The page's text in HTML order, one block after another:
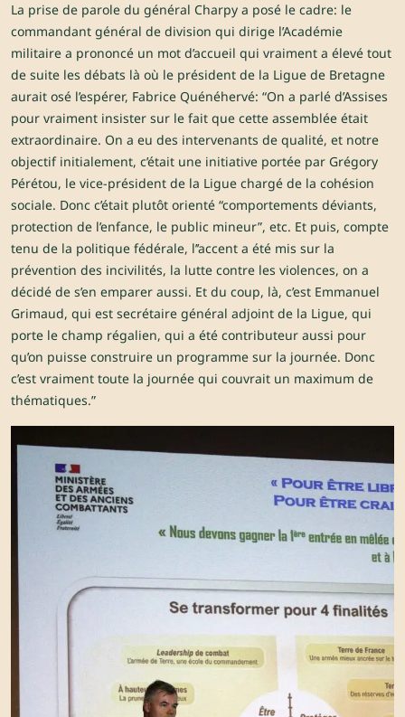
La prise de parole du général Charpy a posé le cadre: le
commandant général de division qui dirige l’Académie
militaire a prononcé un mot d’accueil qui vraiment a élevé tout
de suite les débats là où le président de la Ligue de Bretagne
aurait osé l’espérer, Fabrice Quénéhervé: “On a parlé d’Assises
pour vraiment insister sur le fait que cette assemblée était
extraordinaire. On a eu des intervenants de qualité, et notre
objectif initialement, c’était une initiative portée par Grégory
Pérétou, le vice-président de la Ligue chargé de la cohésion
sociale. Donc c’était plutôt orienté “comportements déviants,
protection de l’enfance, le public mineur”, etc. Et puis, compte
tenu de la politique fédérale, l’’accent a été mis sur la
prévention des incivilités, la lutte contre les violences, on a
décidé de s’en emparer aussi. Et du coup, là, c’est Emmanuel
Grimaud, qui est secrétaire général adjoint de la Ligue, qui
porte le champ régalien, qui a été contributeur aussi pour
qu’on puisse construire un programme sur la journée. Donc
c’est vraiment toute la journée qui couvrait un maximum de
thématiques.”